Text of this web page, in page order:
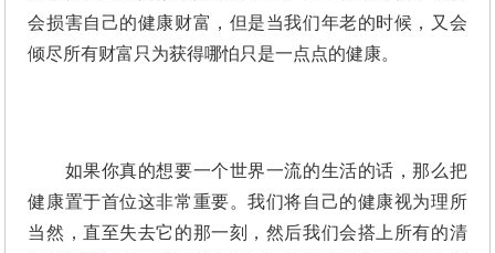
会损害自己的健康财富，但是当我们年老的时候，又会
倾尽所有财富只为获得哪怕只是一点点的健康。
如果你真的想要一个世界一流的生活的话，那么把
健康置于首位这非常重要。我们将自己的健康视为理所
当然，直至失去它的那一刻，然后我们会搭上所有的清